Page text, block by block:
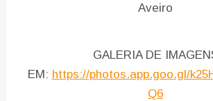
Aveiro
GALERIA DE
EM: https://photos.app.goo.gl/
Q6